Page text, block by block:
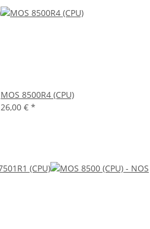
MOS 8500R4 (CPU)
26,00 € *